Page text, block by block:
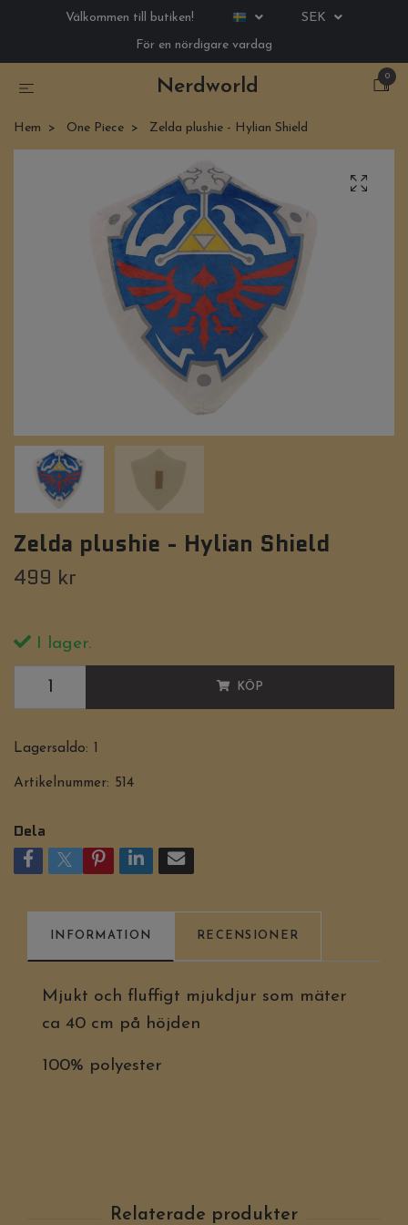
Välkommen till butiken!
SEK
För en nördigare vardag
Nerdworld
0
Hem One Piece Zelda plushie - Hylian Shield
Zelda plushie - Hylian Shield
499 kr
I lager.
KÖP
Lagersaldo: 1
Artikelnummer: 514
Dela
INFORMATION RECENSIONER
Mjukt och fluffigt mjukdjur som mäter
ca 40 cm på höjden
100% polyester